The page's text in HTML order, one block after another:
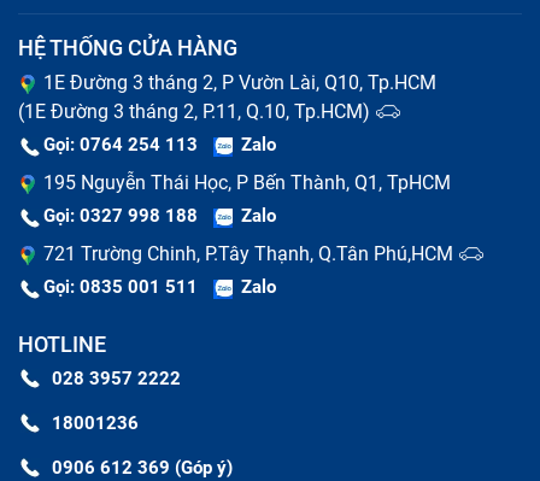
HỆ THỐNG CỬA HÀNG
1E Đường 3 tháng 2, P Vườn Lài, Q10, Tp.HCM
(1E Đường 3 tháng 2, P.11, Q.10, Tp.HCM)
Gọi: 0764 254 113 Zalo
195 Nguyễn Thái Học, P Bến Thành, Q1, TpHCM
Gọi: 0327 998 188 Zalo
721 Trường Chinh, P.Tây Thạnh, Q.Tân Phú,HCM
Gọi: 0835 001 511 Zalo
HOTLINE
028 3957 2222
18001236
0906 612 369 (Góp ý)